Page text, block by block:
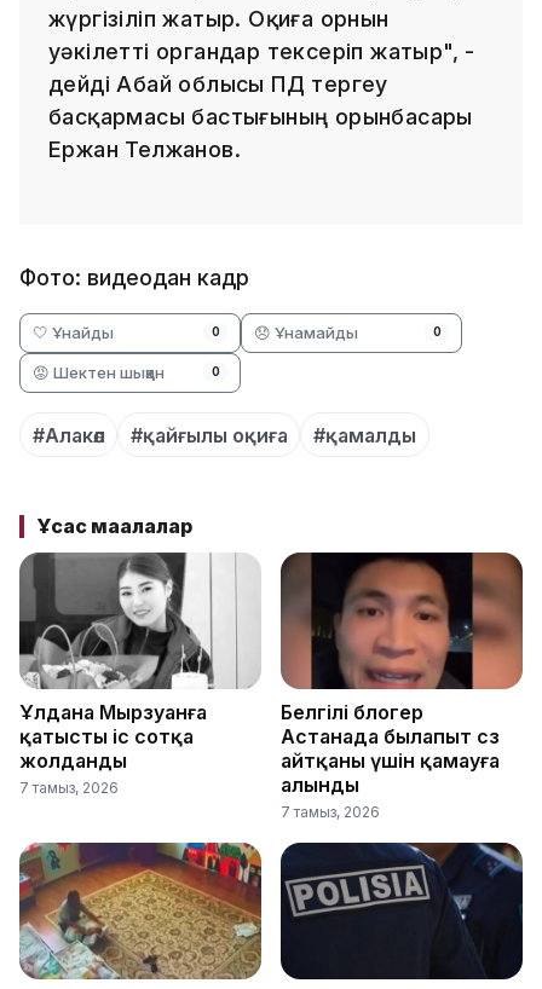
жүргізіліп жатыр. Оқиға орнын
уәкілетті органдар тексеріп жатыр", -
дейді Абай облысы ПД тергеу
басқармасы бастығының орынбасары
Ержан Телжанов.
Фото: видеодан кадр
🤍 Ұнайды 0 😞 Ұнамайды 0
😡 Шектен шыққан 0
#Алакөл #қайғылы оқиға #қамалды
Ұқсас мақалалар
Ұлдана Мырзуанға
қатысты іс сотқа
жолданды
7 тамыз, 2026
Белгілі блогер
Астанада былапыт сөз
айтқаны үшін қамауға
алынды
7 тамыз, 2026